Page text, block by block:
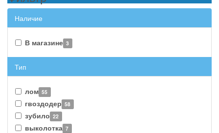
Наличие
В магазине 3
Тип
лом 55
гвоздодер 58
зубило 22
выколотка 7